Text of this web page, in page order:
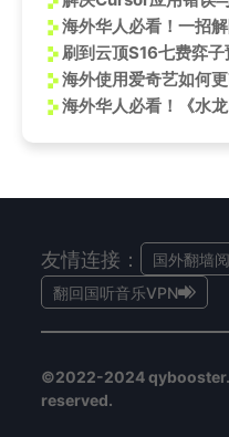
海外使用爱奇艺如何
友情连接： 国外翻墙
翻回国听音乐VPN
©2022-2024
reserved.